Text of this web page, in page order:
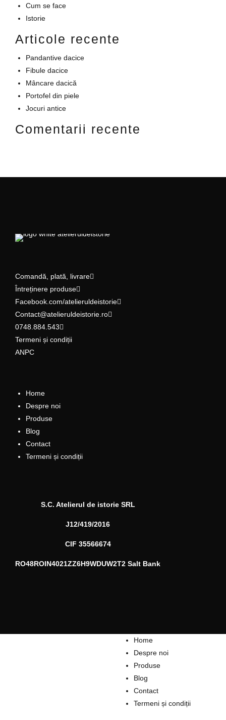
Cum se face
Istorie
Articole recente
Pandantive dacice
Fibule dacice
Mâncare dacică
Portofel din piele
Jocuri antice
Comentarii recente
Comandă, plată, livrare
Întreținere produse
Facebook.com/atelieruldeistorie
Contact@atelieruldeistorie.ro
0748.884.543
Termeni și condiții
ANPC
Home
Despre noi
Produse
Blog
Contact
Termeni și condiții
S.C. Atelierul de istorie SRL
J12/419/2016
CIF 35566674
RO48ROIN4021ZZ6H9WDUW2T2 Salt Bank
Home
Despre noi
Produse
Blog
Contact
Termeni și condiții